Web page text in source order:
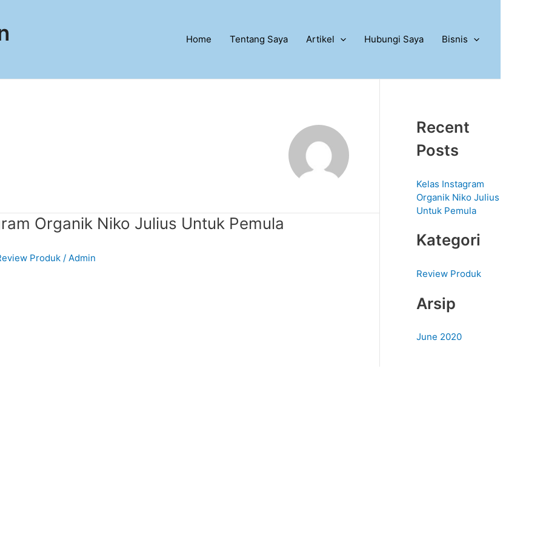
Home Tentang Saya Artikel Hubungi Saya Bisnis
Organik Niko Julius Untuk Pemula
Produk /Admin
Recent
Posts
Kelas Instagram
Organik Niko Julius
Untuk Pemula
Kategori
Review Produk
Arsip
June 2020